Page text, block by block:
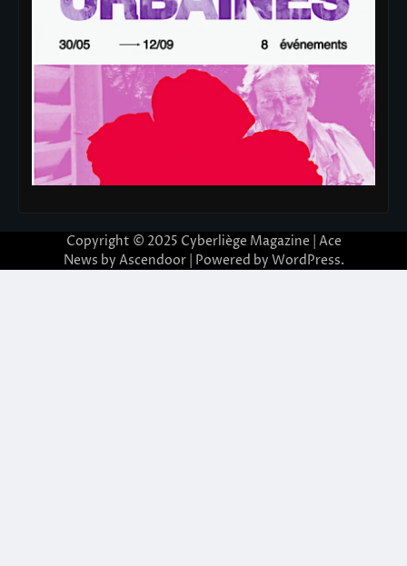
Copyright © 2025 Cyberliège Magazine | Ace
News by Ascendoor| Powered by WordPress.